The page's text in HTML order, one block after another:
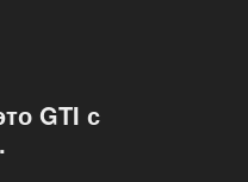
GTI с